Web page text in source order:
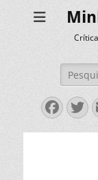
por: